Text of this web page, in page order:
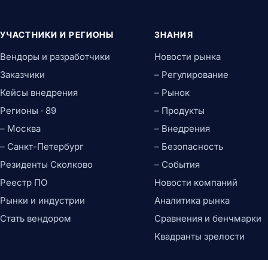
Корпоративные коммуникации
Календари
Корпоративные мессенджеры
Совместная работа
Виртуальные доски
Корпоративные соцсети
Браузеры и интернет
Веб-браузеры
Расширения для браузеров
УЧАСТНИКИ И РЕГИОНЫ
Вендоры и разработчики
Заказчики
Кейсы внедрения
Регионы · 89
– Москва
– Санкт-Петербург
Резиденты Сколково
Реестр ПО
Рынки и индустрии
Стать вендором
ЗНАНИЯ
Новости рынка
– Регулирование
– Рынок
– Продукты
– Внедрения
– Безопасность
– События
Новости компаний
Аналитика рынка
Сравнения и бенчмарки
Квадранты зрелости